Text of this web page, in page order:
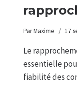
ParMaxime 17
Le
essentielle
fiabilité des